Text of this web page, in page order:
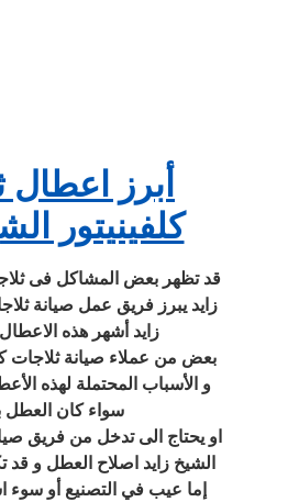
أبرز اعطال
كلفينيتور
قد تظهر بعض المشاكل فى
زايد يبرز فريق عمل صيانة
زايد أشهر هذه
بعض من عملاء صيانة ثلاجات
و الأسباب المحتملة لهذه
سواء كان
او يحتاج الى تدخل من فريق
الشيخ زايد اصلاح العطل و
إما عيب في التصنيع أو سوء